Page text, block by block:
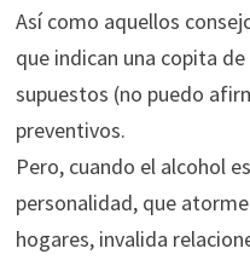
Así como aquellos
que indican una copita
supuestos (no puedo
preventivos.
Pero, cuando el alcohol
personalidad, que
hogares, invalida